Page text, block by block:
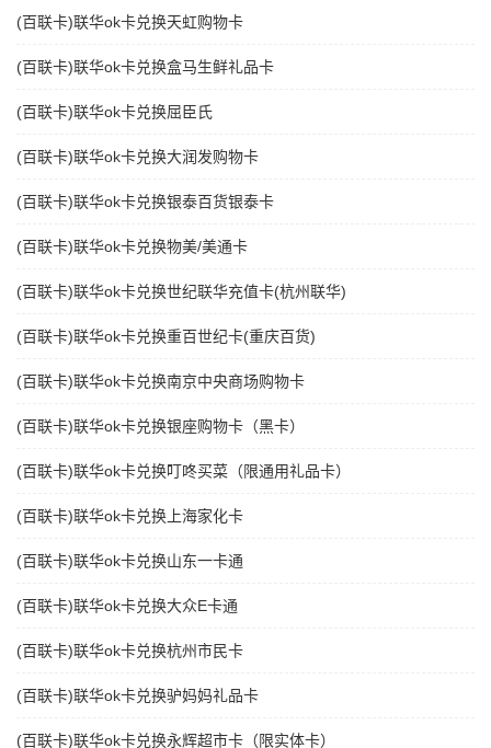
(百联卡)联华ok卡兑换天虹购物卡
(百联卡)联华ok卡兑换盒马生鲜礼品卡
(百联卡)联华ok卡兑换屈臣氏
(百联卡)联华ok卡兑换大润发购物卡
(百联卡)联华ok卡兑换银泰百货银泰卡
(百联卡)联华ok卡兑换物美/美通卡
(百联卡)联华ok卡兑换世纪联华充值卡(杭州联华)
(百联卡)联华ok卡兑换重百世纪卡(重庆百货)
(百联卡)联华ok卡兑换南京中央商场购物卡
(百联卡)联华ok卡兑换银座购物卡（黑卡）
(百联卡)联华ok卡兑换叮咚买菜（限通用礼品卡）
(百联卡)联华ok卡兑换上海家化卡
(百联卡)联华ok卡兑换山东一卡通
(百联卡)联华ok卡兑换大众E卡通
(百联卡)联华ok卡兑换杭州市民卡
(百联卡)联华ok卡兑换驴妈妈礼品卡
(百联卡)联华ok卡兑换永辉超市卡（限实体卡）